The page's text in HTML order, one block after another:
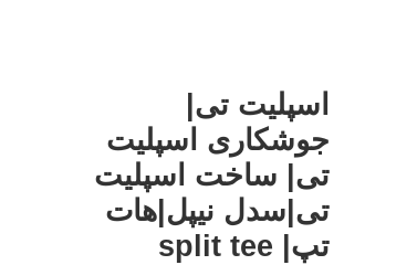
اسپلیت تی|
جوشکاری اسپلیت
تی| ساخت اسپلیت
تی|سدل نیپل|هات
تپ| split tee